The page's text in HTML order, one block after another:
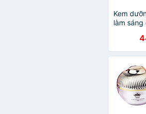
Kem
làm
Herbal
SPF